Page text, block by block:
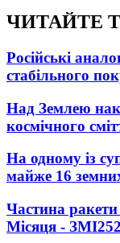
ЧИТАЙТЕ
Російські
стабільного
Над Землею
космічного
На одному із
майже 16
Частина
Місяця - ЗМІ252